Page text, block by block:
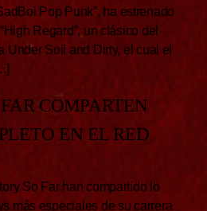
Pop Punk”, ha estrenado
Regard”, un clásico del
Under Soil and Dirty, el cual el
COMPARTEN
EN EL RED
So Far han compartido lo
más especiales de su carrera